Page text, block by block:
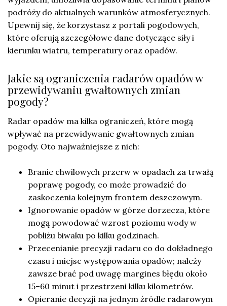
podróży do aktualnych warunków atmosferycznych.
Upewnij się, że korzystasz z portali pogodowych,
które oferują szczegółowe dane dotyczące siły i
kierunku wiatru, temperatury oraz opadów.
Jakie są ograniczenia radarów opadów w
przewidywaniu gwałtownych zmian
pogody?
Radar opadów ma kilka ograniczeń, które mogą
wpływać na przewidywanie gwałtownych zmian
pogody. Oto najważniejsze z nich:
Branie chwilowych przerw w opadach za trwałą
poprawę pogody, co może prowadzić do
zaskoczenia kolejnym frontem deszczowym.
Ignorowanie opadów w górze dorzecza, które
mogą powodować wzrost poziomu wody w
pobliżu biwaku po kilku godzinach.
Przecenianie precyzji radaru co do dokładnego
czasu i miejsc występowania opadów; należy
zawsze brać pod uwagę margines błędu około
15–60 minut i przestrzeni kilku kilometrów.
Opieranie decyzji na jednym źródle radarowym